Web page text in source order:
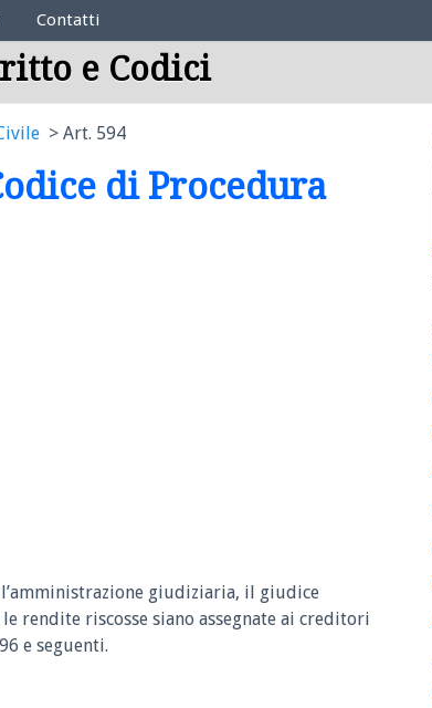
Contatti
e Codici
Art. 594
di Procedura
giudiziaria, il giudice
rendite riscosse siano assegnate ai creditori
e seguenti.